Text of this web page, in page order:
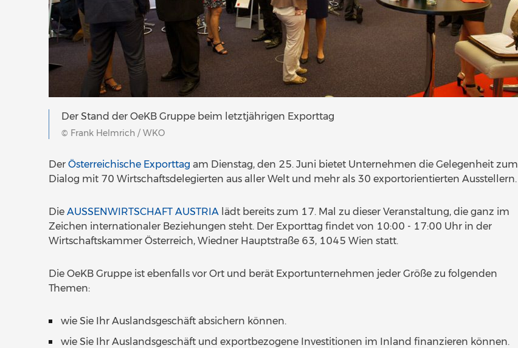
Der Stand der OeKB Gruppe beim letztjährigen Exporttag
© Frank Helmrich / WKO
Der Österreichische Exporttag am Dienstag, den 25. Juni bietet Unternehmen die Gelegenheit zum
Dialog mit 70 Wirtschaftsdelegierten aus aller Welt und mehr als 30 exportorientierten Ausstellern.
Die AUSSENWIRTSCHAFT AUSTRIA lädt bereits zum 17. Mal zu dieser Veranstaltung, die ganz im
Zeichen internationaler Beziehungen steht. Der Exporttag findet von 10:00 - 17:00 Uhr in der
Wirtschaftskammer Österreich, Wiedner Hauptstraße 63, 1045 Wien statt.
Die OeKB Gruppe ist ebenfalls vor Ort und berät Exportunternehmen jeder Größe zu folgenden
Themen:
wie Sie Ihr Auslandsgeschäft absichern können.
wie Sie Ihr Auslandsgeschäft und exportbezogene Investitionen im Inland finanzieren können.